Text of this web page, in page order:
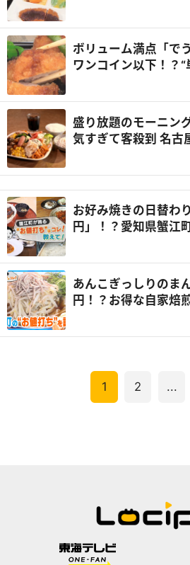
ボリューム満点「で
ワンコイン以下！？
『チャント！』
盛り放題のモーニン
気すぎて客殺到 名古
お好み焼きの日替わ
円」！？愛知県蟹江
あんこぎっしりのま
円！？お得な自家焙
ント！』
1 2 ...